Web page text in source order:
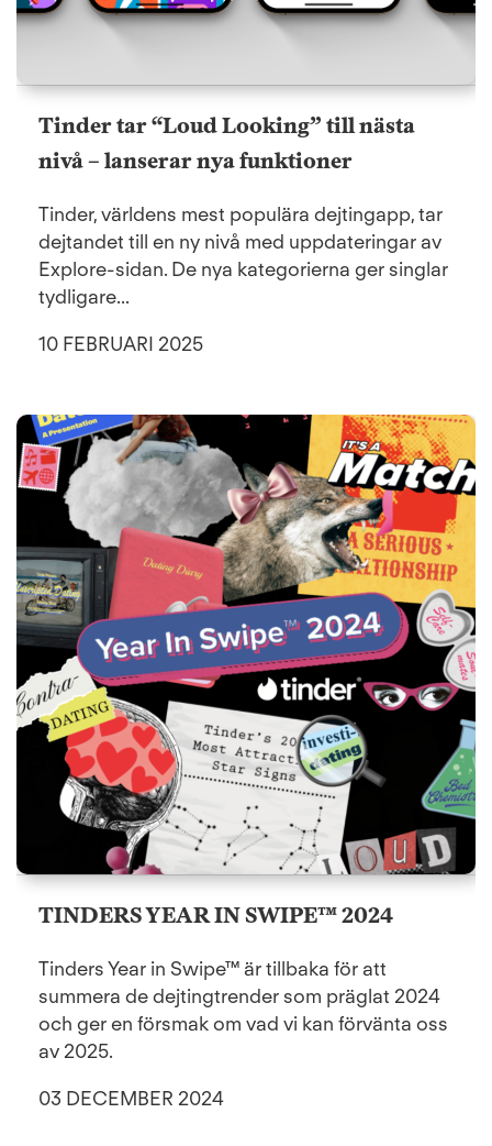
Tinder tar “Loud Looking” till nästa
nivå – lanserar nya funktioner
Tinder, världens mest populära dejtingapp, tar
dejtandet till en ny nivå med uppdateringar av
Explore-sidan. De nya kategorierna ger singlar
tydligare...
10 FEBRUARI 2025
TINDERS YEAR IN SWIPE™ 2024
Tinders Year in Swipe™ är tillbaka för att
summera de dejtingtrender som präglat 2024
och ger en försmak om vad vi kan förvänta oss
av 2025.
03 DECEMBER 2024